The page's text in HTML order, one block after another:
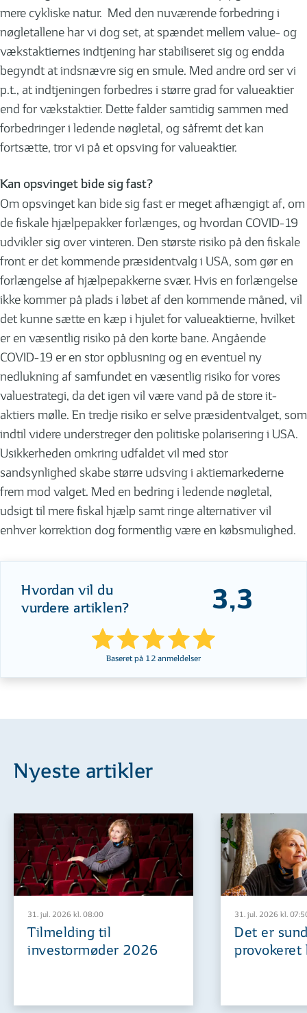
mere cykliske natur. Med den nuværende forbedring i
nøgletallene har vi dog set, at spændet mellem value- og
vækstaktiernes indtjening har stabiliseret sig og endda
begyndt at indsnævre sig en smule. Med andre ord ser vi
p.t., at indtjeningen forbedres i større grad for valueaktier
end for vækstaktier. Dette falder samtidig sammen med
forbedringer i ledende nøgletal, og såfremt det kan
fortsætte, tror vi på et opsving for valueaktier.
Kan opsvinget bide sig fast?
Om opsvinget kan bide sig fast er meget afhængigt af, om
de fiskale hjælpepakker forlænges, og hvordan COVID-19
udvikler sig over vinteren. Den største risiko på den fiskale
front er det kommende præsidentvalg i USA, som gør en
forlængelse af hjælpepakkerne svær. Hvis en forlængelse
ikke kommer på plads i løbet af den kommende måned, vil
det kunne sætte en kæp i hjulet for valueaktierne, hvilket
er en væsentlig risiko på den korte bane. Angående
COVID-19 er en stor opblusning og en eventuel ny
nedlukning af samfundet en væsentlig risiko for vores
valuestrategi, da det igen vil være vand på de store it-
aktiers mølle. En tredje risiko er selve præsidentvalget, som
indtil videre understreger den politiske polarisering i USA.
Usikkerheden omkring udfaldet vil med stor
sandsynlighed skabe større udsving i aktiemarkederne
frem mod valget. Med en bedring i ledende nøgletal,
udsigt til mere fiskal hjælp samt ringe alternativer vil
enhver korrektion dog formentlig være en købsmulighed.
Hvordan vil du
vurdere artiklen?
3,3
Baseret på 12 anmeldelser
Nyeste artikler
31. jul. 2026 kl. 08:00
Tilmelding til
investormøder 2026
31. jul. 2026 kl.
Det er
provokeret